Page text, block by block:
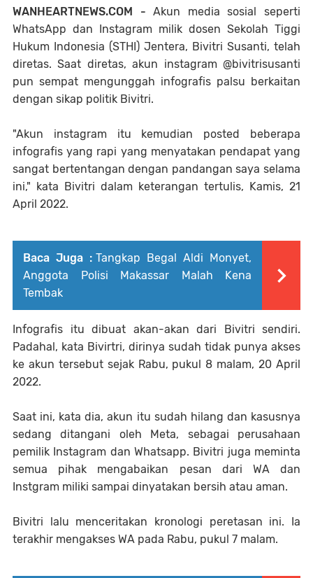
WANHEARTNEWS.COM -Akun media sosial seperti
WhatsApp dan Instagram milik dosen Sekolah Tiggi
Hukum Indonesia (STHI) Jentera, Bivitri Susanti, telah
diretas. Saat diretas, akun instagram @bivitrisusanti
pun sempat mengunggah infografis palsu berkaitan
dengan sikap politik Bivitri.
"Akun instagram itu kemudian posted beberapa
infografis yang rapi yang menyatakan pendapat yang
sangat bertentangan dengan pandangan saya selama
ini," kata Bivitri dalam keterangan tertulis, Kamis, 21
April 2022.
Baca Juga : Tangkap Begal Aldi Monyet,
Anggota Polisi Makassar Malah Kena
Tembak
Infografis itu dibuat akan-akan dari Bivitri sendiri.
Padahal, kata Bivirtri, dirinya sudah tidak punya akses
ke akun tersebut sejak Rabu, pukul 8 malam, 20 April
2022.
Saat ini, kata dia, akun itu sudah hilang dan kasusnya
sedang ditangani oleh Meta, sebagai perusahaan
pemilik Instagram dan Whatsapp. Bivitri juga meminta
semua pihak mengabaikan pesan dari WA dan
Instgram miliki sampai dinyatakan bersih atau aman.
Bivitri lalu menceritakan kronologi peretasan ini. Ia
terakhir mengakses WA pada Rabu, pukul 7 malam.